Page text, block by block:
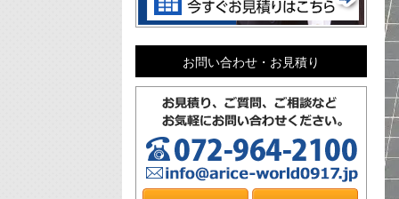
お問い合わせ・お見積り